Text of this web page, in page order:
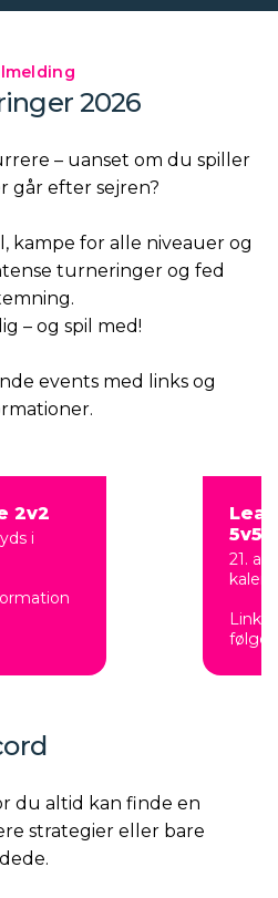
2026
– uanset om du spiller
går efter sejren?
kampe for alle niveauer og
turneringer og fed
– og spil med!
events med links og
2v2
i
5v5
21.
Link
følger
du altid kan finde en
strategier eller bare